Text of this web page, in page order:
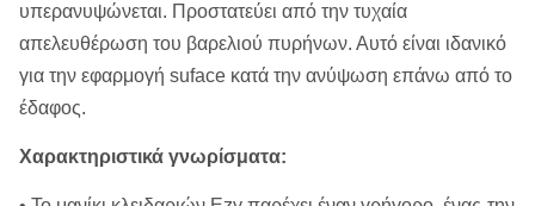
υπερανυψώνεται. Προστατεύει από την τυχαία
απελευθέρωση του βαρελιού πυρήνων. Αυτό είναι ιδανικό
για την εφαρμογή suface κατά την ανύψωση επάνω από το
έδαφος.
Χαρακτηριστικά γνωρίσματα: